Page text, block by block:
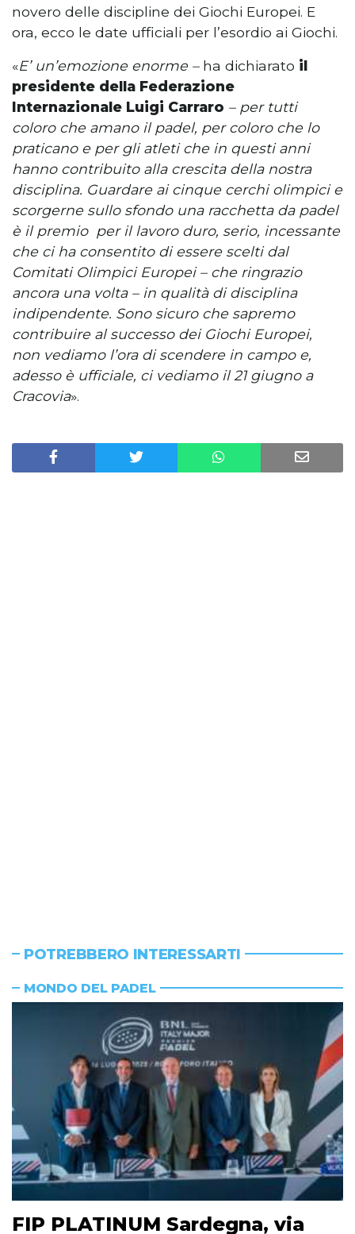
novero delle discipline dei Giochi Europei. E
ora, ecco le date ufficiali per l’esordio ai Giochi.
«E’ un’emozione enorme – ha dichiarato il
presidente della Federazione
Internazionale Luigi Carraro – per tutti
coloro che amano il padel, per coloro che lo
praticano e per gli atleti che in questi anni
hanno contribuito alla crescita della nostra
disciplina. Guardare ai cinque cerchi olimpici e
scorgerne sullo sfondo una racchetta da padel
è il premio per il lavoro duro, serio, incessante
che ci ha consentito di essere scelti dal
Comitati Olimpici Europei – che ringrazio
ancora una volta – in qualità di disciplina
indipendente. Sono sicuro che sapremo
contribuire al successo dei Giochi Europei,
non vediamo l’ora di scendere in campo e,
adesso è ufficiale, ci vediamo il 21 giugno a
Cracovia».
POTREBBERO INTERESSARTI
MONDO DEL PADEL
FIP PLATINUM Sardegna, via